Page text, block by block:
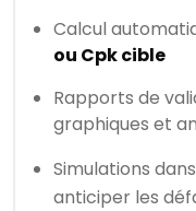
Calcul
ou Cpk cible
Rapports de
graphiques et
Simulations dans
anticiper les